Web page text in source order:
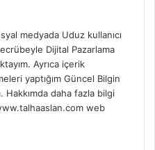
medyada Uduz kullanıcı
Dijital Pazarlama
Ayrıca içerik
yaptığım Güncel Bilgin
Hakkımda daha fazla bilgi
web